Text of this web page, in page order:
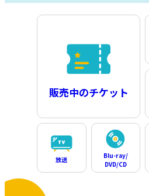
販売中のチケット
放送
Blu-ray/
DVD/CD